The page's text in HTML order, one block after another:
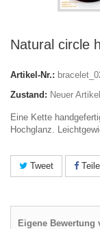
Natural circle
Artikel-Nr.:
Zustand: Neuer Artikel
Eine Kette
Hochglanz.
Tweet
Eigene Bewertung